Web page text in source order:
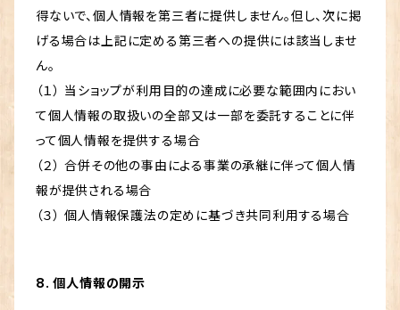
得ないで、個人情報を第三者に提供しません。但し、次に掲
げる場合は上記に定める第三者への提供には該当しませ
ん。
（１） 当ショップが利用目的の達成に必要な範囲内におい
て個人情報の取扱いの全部又は一部を委託することに伴
って個人情報を提供する場合
（２） 合併その他の事由による事業の承継に伴って個人情
報が提供される場合
（３） 個人情報保護法の定めに基づき共同利用する場合
8. 個人情報の開示